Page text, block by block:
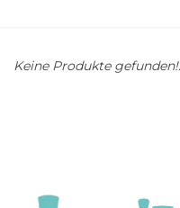
Keine Produkte